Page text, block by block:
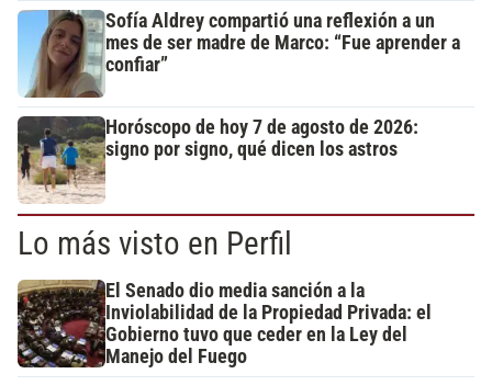
Sofía Aldrey compartió una reflexión a un
mes de ser madre de Marco: “Fue aprender a
confiar”
Horóscopo de hoy 7 de agosto de 2026:
signo por signo, qué dicen los astros
Lo más visto en Perfil
El Senado dio media sanción a la
Inviolabilidad de la Propiedad Privada: el
Gobierno tuvo que ceder en la Ley del
Manejo del Fuego